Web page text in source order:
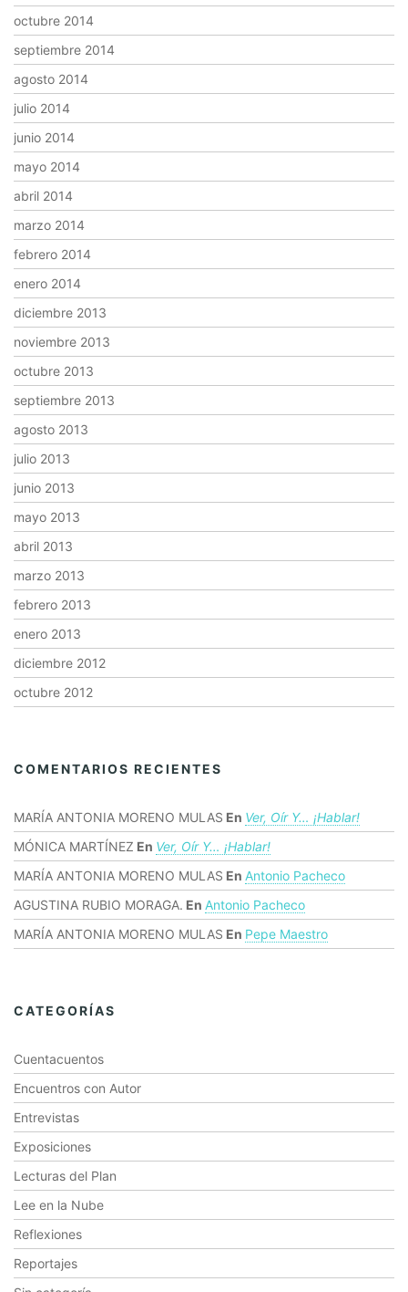
octubre 2014
septiembre 2014
agosto 2014
julio 2014
junio 2014
mayo 2014
abril 2014
marzo 2014
febrero 2014
enero 2014
diciembre 2013
noviembre 2013
octubre 2013
septiembre 2013
agosto 2013
julio 2013
junio 2013
mayo 2013
abril 2013
marzo 2013
febrero 2013
enero 2013
diciembre 2012
octubre 2012
COMENTARIOS RECIENTES
MARÍA ANTONIA MORENO MULAS En Ver, Oír Y… ¡hablar!
MÓNICA MARTÍNEZ En Ver, Oír Y… ¡hablar!
MARÍA ANTONIA MORENO MULAS En Antonio Pacheco
AGUSTINA RUBIO MORAGA. En Antonio Pacheco
MARÍA ANTONIA MORENO MULAS En Pepe Maestro
CATEGORÍAS
Cuentacuentos
Encuentros con Autor
Entrevistas
Exposiciones
Lecturas del Plan
Lee en la Nube
Reflexiones
Reportajes